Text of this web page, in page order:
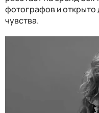
фотографов и
чувства.